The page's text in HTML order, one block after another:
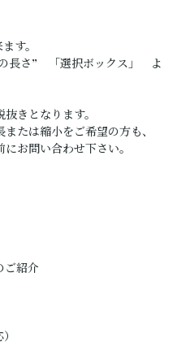
す。
長さ” 「選択ボックス」 よ
きとなります。
たは縮小をご希望の方も、
お問い合わせ下さい。
ご紹介